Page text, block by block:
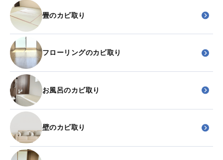
畳のカビ取り
フローリングのカビ取り
お風呂のカビ取り
壁のカビ取り